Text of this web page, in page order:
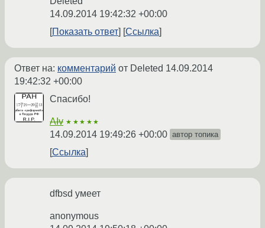
14.09.2014 19:42:32 +00:00
Показать ответ
Ссылка
Ответ на: комментарий от Deleted 14.09.2014
19:42:32 +00:00
Спасибо!
AIv ★★★★★
14.09.2014 19:49:26 +00:00 автор топика
Ссылка
dfbsd умеет
anonymous